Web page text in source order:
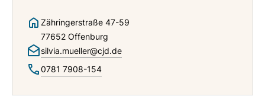
Zähringerstraße 47-59
77652 Offenburg
silvia.mueller@cjd.de
0781 7908-154